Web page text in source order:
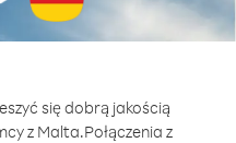
się dobrą jakością
z Malta.Połączenia z